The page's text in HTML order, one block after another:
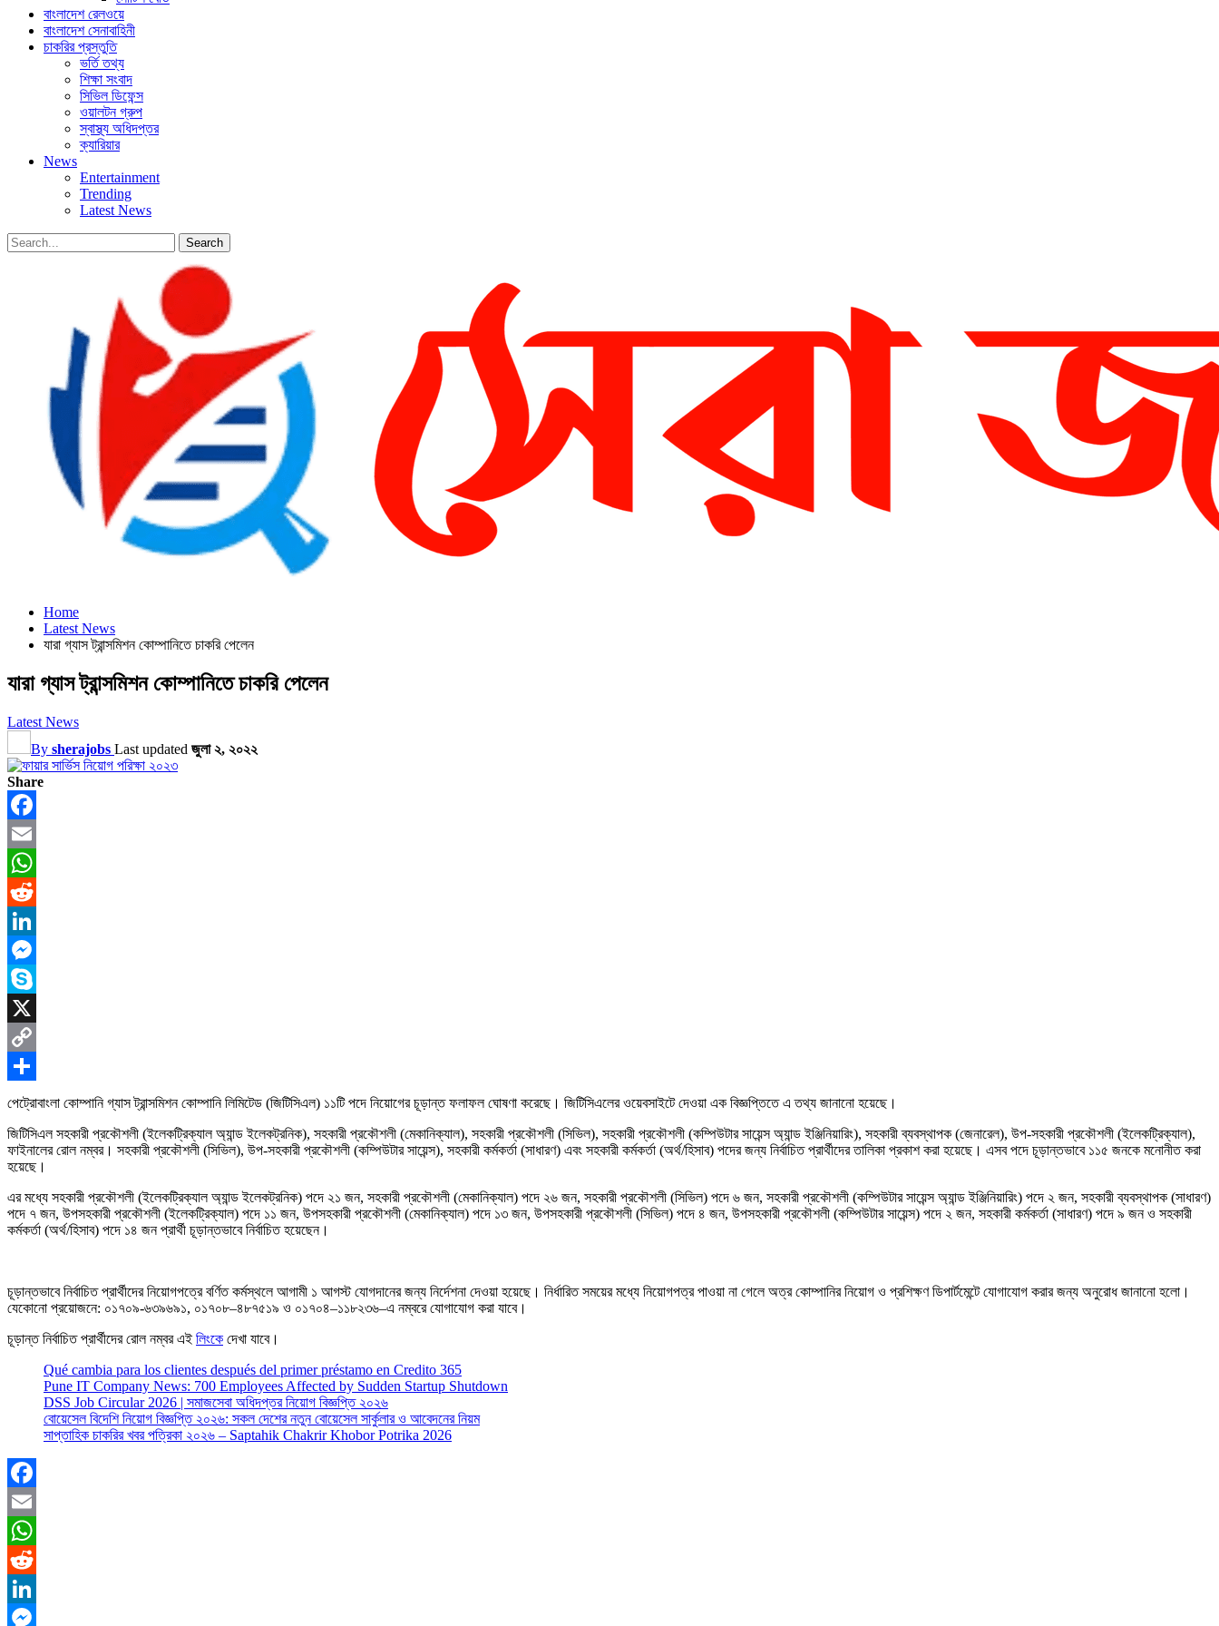
বাংলাদেশ রেলওয়ে
বাংলাদেশ সেনাবাহিনী
চাকরির প্রস্তুতি
ভর্তি তথ্য
শিক্ষা সংবাদ
সিভিল ডিফেন্স
ওয়ালটন গ্রুপ
স্বাস্থ্য অধিদপ্তর
ক্যারিয়ার
News
Entertainment
Trending
Latest News
Home
Latest News
যারা গ্যাস ট্রান্সমিশন কোম্পানিতে চাকরি পেলেন
যারা গ্যাস ট্রান্সমিশন কোম্পানিতে চাকরি পেলেন
Latest News
By sherajobs Last updated জুলা ২, ২০২২
Share
Facebook
Email
WhatsApp
Reddit
LinkedIn
Messenger
Skype
X
Copy
Link
Share
পেট্রোবাংলা কোম্পানি গ্যাস ট্রান্সমিশন কোম্পানি লিমিটেড (জিটিসিএল) ১১টি পদে নিয়োগের চূড়ান্ত ফলাফল ঘোষণা করেছে। জিটিসিএলের ওয়েবসাইটে দেওয়া এক বিজ্ঞপ্তিতে এ তথ্য জানানো হয়েছে।
জিটিসিএল সহকারী প্রকৌশলী (ইলেকট্রিক্যাল অ্যান্ড ইলেকট্রনিক), সহকারী প্রকৌশলী (মেকানিক্যাল), সহকারী প্রকৌশলী (সিভিল), সহকারী প্রকৌশলী (কম্পিউটার সায়েন্স অ্যান্ড ইঞ্জিনিয়ারিং), সহকারী ব্যবস্থাপক (জেনারেল), উপ-সহকারী প্রকৌশলী (ইলেকট্রিক্যাল),
ফাইনালের রোল নম্বর। সহকারী প্রকৌশলী (সিভিল), উপ-সহকারী প্রকৌশলী (কম্পিউটার সায়েন্স), সহকারী কর্মকর্তা (সাধারণ) এবং সহকারী কর্মকর্তা (অর্থ/হিসাব) পদের জন্য নির্বাচিত প্রার্থীদের তালিকা প্রকাশ করা হয়েছে। এসব পদে চূড়ান্তভাবে ১১৫ জনকে মনোনীত করা
হয়েছে।
এর মধ্যে সহকারী প্রকৌশলী (ইলেকট্রিক্যাল অ্যান্ড ইলেকট্রনিক) পদে ২১ জন, সহকারী প্রকৌশলী (মেকানিক্যাল) পদে ২৬ জন, সহকারী প্রকৌশলী (সিভিল) পদে ৬ জন, সহকারী প্রকৌশলী (কম্পিউটার সায়েন্স অ্যান্ড ইঞ্জিনিয়ারিং) পদে ২ জন, সহকারী ব্যবস্থাপক (সাধারণ)
পদে ৭ জন, উপসহকারী প্রকৌশলী (ইলেকট্রিক্যাল) পদে ১১ জন, উপসহকারী প্রকৌশলী (মেকানিক্যাল) পদে ১৩ জন, উপসহকারী প্রকৌশলী (সিভিল) পদে ৪ জন, উপসহকারী প্রকৌশলী (কম্পিউটার সায়েন্স) পদে ২ জন, সহকারী কর্মকর্তা (সাধারণ) পদে ৯ জন ও সহকারী
কর্মকর্তা (অর্থ/হিসাব) পদে ১৪ জন প্রার্থী চূড়ান্তভাবে নির্বাচিত হয়েছেন।
চূড়ান্তভাবে নির্বাচিত প্রার্থীদের নিয়োগপত্রে বর্ণিত কর্মস্থলে আগামী ১ আগস্ট যোগদানের জন্য নির্দেশনা দেওয়া হয়েছে। নির্ধারিত সময়ের মধ্যে নিয়োগপত্র পাওয়া না গেলে অত্র কোম্পানির নিয়োগ ও প্রশিক্ষণ ডিপার্টমেন্টে যোগাযোগ করার জন্য অনুরোধ জানানো হলো।
যেকোনো প্রয়োজনে: ০১৭০৯-৬৩৯৬৯১, ০১৭০৮–৪৮৭৫১৯ ও ০১৭০৪–১১৮২৩৬–এ নম্বরে যোগাযোগ করা যাবে।
চূড়ান্ত নির্বাচিত প্রার্থীদের রোল নম্বর এই লিংকে দেখা যাবে।
Qué cambia para los clientes después del primer préstamo en Credito 365
Pune IT Company News: 700 Employees Affected by Sudden Startup Shutdown
DSS Job Circular 2026 | সমাজসেবা অধিদপ্তর নিয়োগ বিজ্ঞপ্তি ২০২৬
বোয়েসেল বিদেশি নিয়োগ বিজ্ঞপ্তি ২০২৬: সকল দেশের নতুন বোয়েসেল সার্কুলার ও আবেদনের নিয়ম
সাপ্তাহিক চাকরির খবর পত্রিকা ২০২৬ – Saptahik Chakrir Khobor Potrika 2026
Facebook
Email
WhatsApp
Reddit
LinkedIn